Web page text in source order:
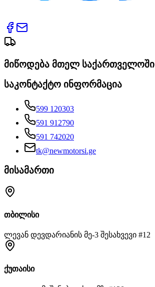
მიწოდება მთელ საქართველოში
საკონტაქტო ინფორმაცია
599 120303
591 912790
591 742020
tk@newmotorsi.ge
მისამართი
თბილისი
ლევან დევდარიანის მე-3 შესახვევი #12
ქუთაისი